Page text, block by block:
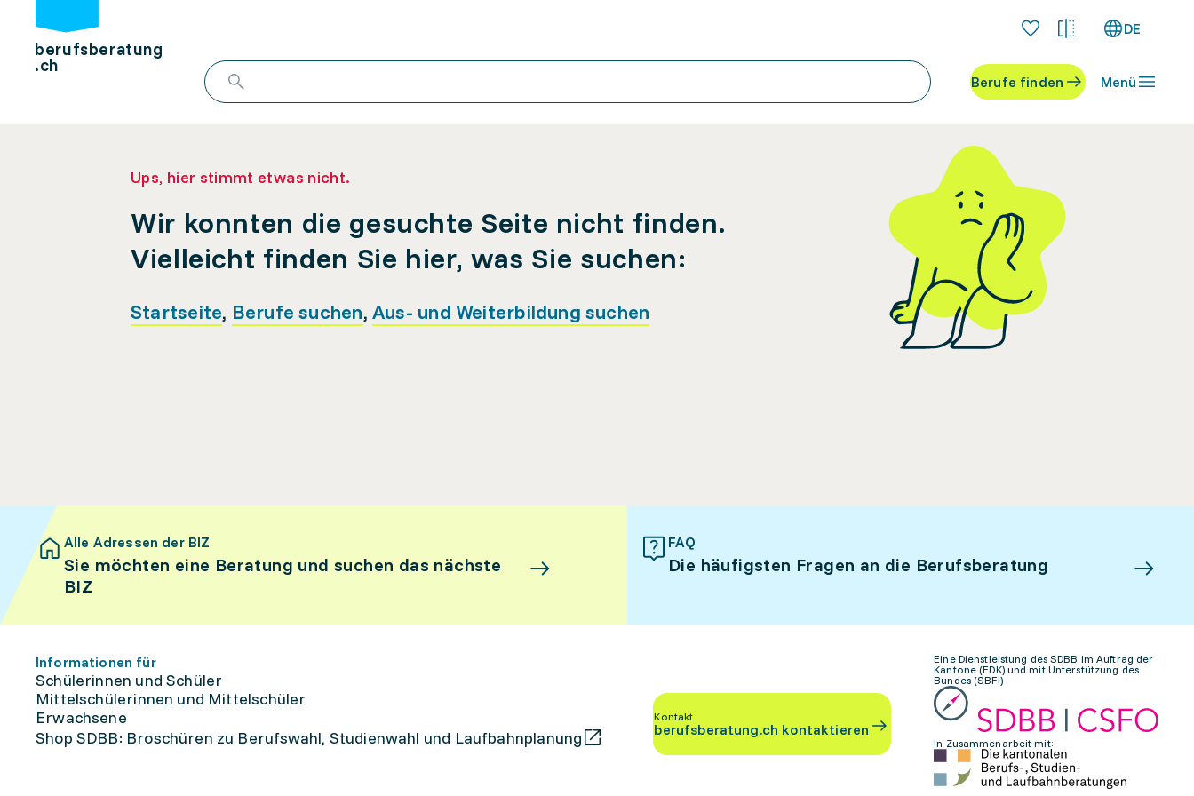
berufsberatung
.ch
DE
Berufe finden Menü
Ups, hier stimmt etwas nicht.
Wir konnten die gesuchte Seite nicht finden.
Vielleicht finden Sie hier, was Sie suchen:
Startseite, Berufe suchen, Aus- und Weiterbildung suchen
Alle Adressen der BIZ
Sie möchten eine Beratung und suchen das nächste
BIZ
FAQ
Die häufigsten Fragen an die Berufsberatung
Informationen für
Schülerinnen und Schüler
Mittelschülerinnen und Mittelschüler
Erwachsene
Shop SDBB: Broschüren zu Berufswahl, Studienwahl und Laufbahnplanung
Kontakt
berufsberatung.ch kontaktieren
Eine Dienstleistung des SDBB im Auftrag der
Kantone (EDK) und mit Unterstützung des
Bundes (SBFI)
In Zusammenarbeit mit: